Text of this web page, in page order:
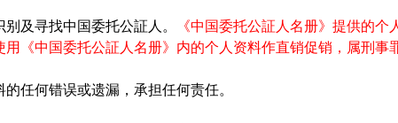
及寻找中国委托公証人。
《中国委托公証人名册》提供的
《中国委托公証人名册》内的个人资料作直销促销，属刑事
任何错误或遗漏，承担任何责任。